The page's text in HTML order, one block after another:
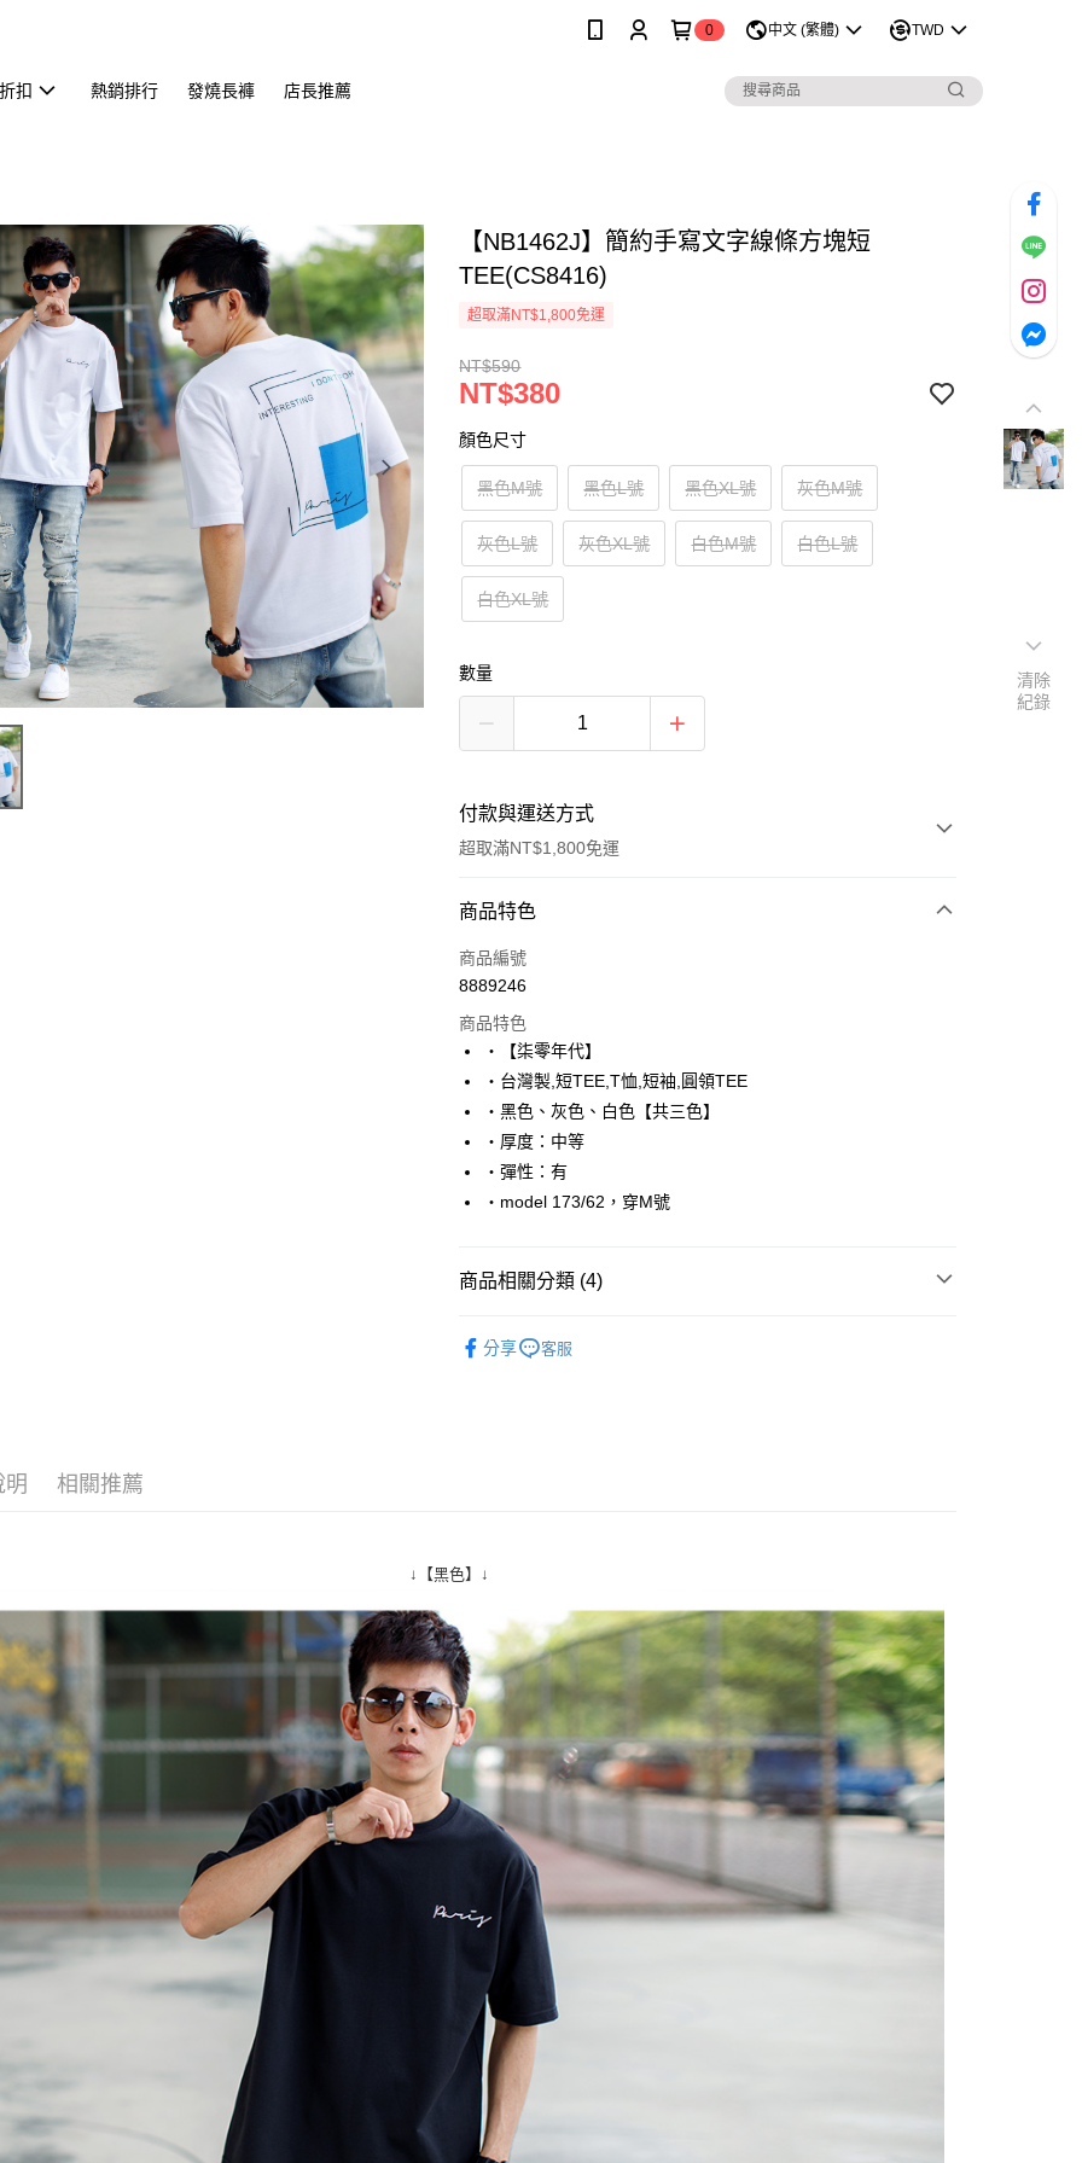
0 中文 (繁體) TWD
扣 熱銷排行 發燒長褲 店長推薦
【NB1462J】簡約手寫文字線條方塊短
TEE(CS8416)
超取滿NT$1,800免運
NT$590
NT$380
顏色尺寸
黑色M號 黑色L號 黑色XL號 灰色M號
灰色L號 灰色XL號 白色M號 白色L號
白色XL號
數量
付款與運送方式
超取滿NT$1,800免運
付款方式
信用卡一次付款
LINE Pay
Apple Pay
街口支付
悠遊付
AFTEE先享後付
相關說明
AFTEE先享後付是「在收到商品之後才付款」的支付方式。 讓您購物簡單
便利好安心！
／ATM／網路銀行／等多元方式進行付款，方視為交易完成。
絡購買商品的店家。未經商家同意取消之訂單仍視為有效，需透過AFTEE
先享後付繳納相關費用。
※ 交易是否成功請以「AFTEE先享後付 」之結帳頁面顯示為準，若有關於
是否繳費成功／繳費後需取消欲退款等相關疑問，請聯繫「AFTEE先享後
付客戶支援中心」
https://netprotections.freshdesk.com/support/home
【注意事項】
１．透過由恩沛科技股份有限公司提供之「AFTEE先享後付」服務完成之
交易，需依本服務之必要範圍內提供個人資料，並將交易相關給付款項請
求債權轉讓予恩沛科技股份有限公司。
２．關於個人資料處理事宜，請瀏覽以下網址：
https://aftee.tw/terms/#terms3
３．未成年的使用者請事先徵得法定代理人或監護人之同意方可使用
「AFTEE先享後付」，若未經同意申辦者引起之損失，本公司不負相關責
任。
４．使用「AFTEE先享後付」時，將依據個別帳號之用戶狀況，依本公司
即時審查核予不同之上限額度；若仍有額度不足之情形，本公司將視審查
結果請求用戶進行身份認證。
５．嚴禁一人註冊多個帳號或使用他人資訊註冊。若發現惡意使用之情
形，恩沛科技股份有限公司將有權停止該用戶之使用額度並採取法律行
動。
ATM付款
每筆NT$80，滿NT$1,800(含以上)免運費
每筆NT$80，滿NT$1,800(含以上)免運費
先付款後7-11取貨
每筆NT$80，滿NT$1,800(含以上)免運費
宅配
每筆NT$120，滿NT$3,000(含以上)免運費
商品特色
商品編號
8889246
商品特色
‧【柒零年代】
‧台灣製,短TEE,T恤,短袖,圓領TEE
‧黑色、灰色、白色【共三色】
‧厚度：中等
‧彈性：有
‧model 173/62，穿M號
商品相關分類 (4)
分享 客服
明 相關推薦
↓【黑色】↓
清除
紀錄